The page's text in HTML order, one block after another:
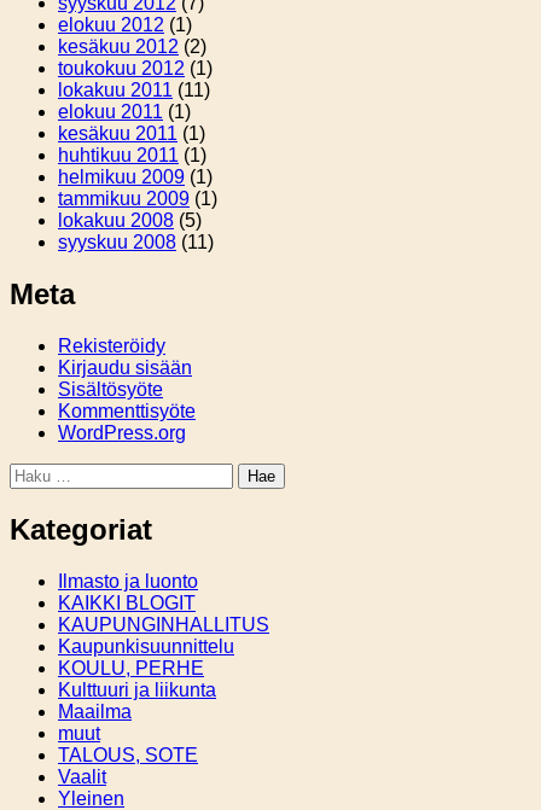
elokuu 2012 (1)
kesäkuu 2012 (2)
toukokuu 2012 (1)
lokakuu 2011 (11)
elokuu 2011 (1)
kesäkuu 2011 (1)
huhtikuu 2011 (1)
helmikuu 2009 (1)
tammikuu 2009 (1)
lokakuu 2008 (5)
syyskuu 2008 (11)
Meta
Rekisteröidy
Kirjaudu sisään
Sisältösyöte
Kommenttisyöte
WordPress.org
Haku:
Kategoriat
Ilmasto ja luonto
KAIKKI BLOGIT
KAUPUNGINHALLITUS
Kaupunkisuunnittelu
KOULU, PERHE
Kulttuuri ja liikunta
Maailma
muut
TALOUS, SOTE
Vaalit
Yleinen